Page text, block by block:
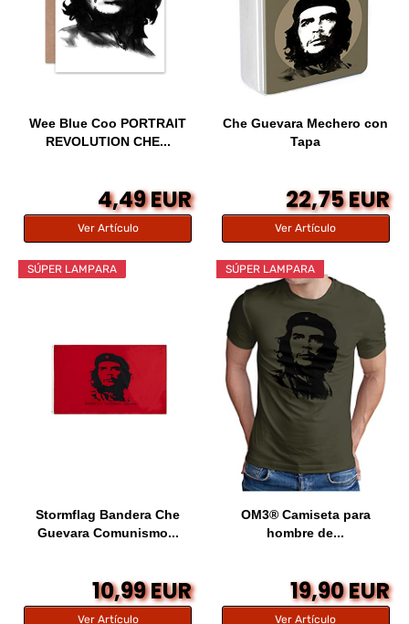
Wee Blue Coo PORTRAIT
REVOLUTION CHE...
4,49 EUR
Ver Artículo
Che Guevara Mechero con
Tapa
22,75 EUR
Ver Artículo
SÚPER LAMPARA
Stormflag Bandera Che
Guevara Comunismo...
10,99 EUR
Ver Artículo
SÚPER LAMPARA
OM3® Camiseta para
hombre de...
19,90 EUR
Ver Artículo